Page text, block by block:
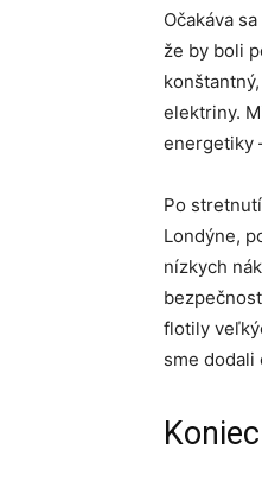
Očakáva
že by boli
elektriny.
energetiky
Po
Londýne,
nízkych
flotily
sme